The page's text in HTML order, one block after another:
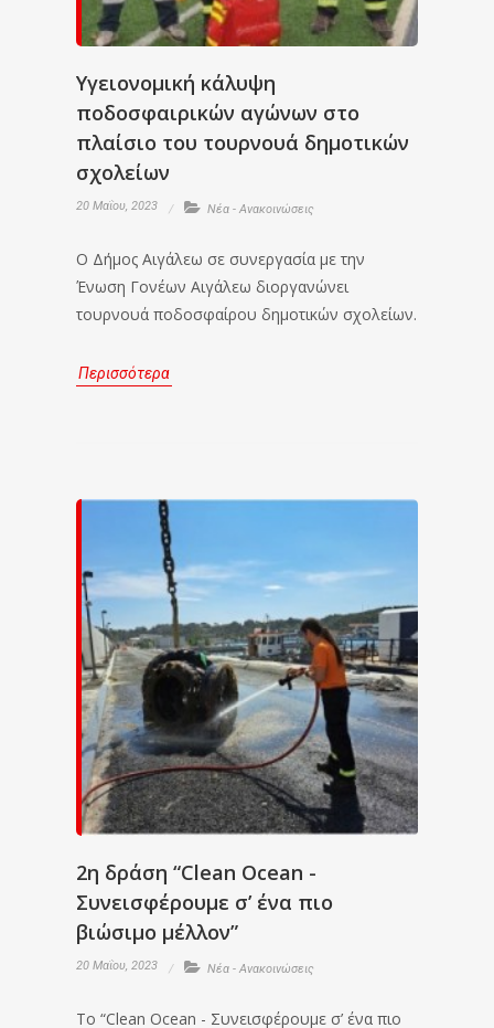
Υγειονομική κάλυψη
ποδοσφαιρικών αγώνων στο
πλαίσιο του τουρνουά δημοτικών
σχολείων
20 Μαΐου, 2023 Νέα - Ανακοινώσεις
Ο Δήμος Αιγάλεω σε συνεργασία με την
Ένωση Γονέων Αιγάλεω διοργανώνει
τουρνουά ποδοσφαίρου δημοτικών σχολείων.
Περισσότερα
2η δράση “Clean Ocean -
Συνεισφέρουμε σ’ ένα πιο
βιώσιμο μέλλον”
20 Μαΐου, 2023 Νέα - Ανακοινώσεις
Το “Clean Ocean - Συνεισφέρουμε σ’ ένα πιο